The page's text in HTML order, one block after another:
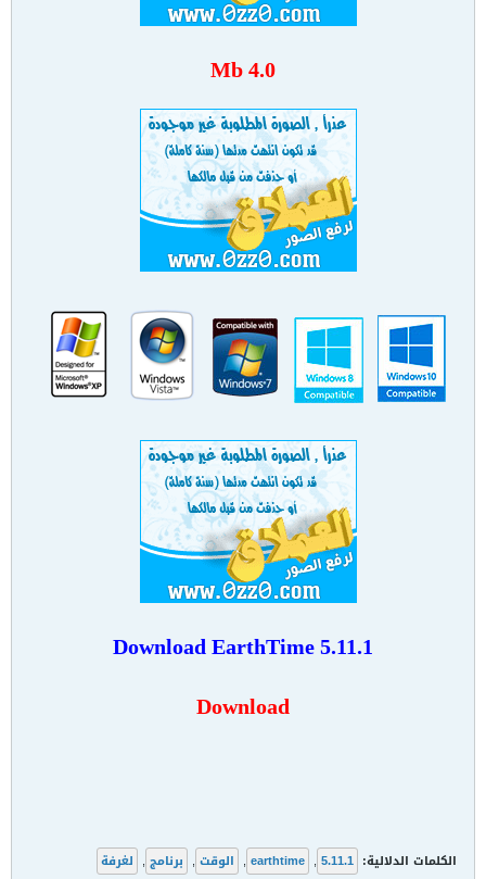
4.0 Mb
Download EarthTime 5.11.1
Download
الكلمات الدلالية: 5.11.1
,
earthtime
, الوقت , برنامج , لغرفة